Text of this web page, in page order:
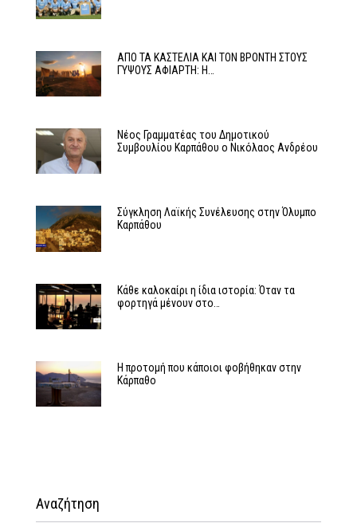
ΑΠΟ ΤΑ ΚΑΣΤΕΛΙΑ ΚΑΙ ΤΟΝ ΒΡΟΝΤΗ ΣΤΟΥΣ
ΓΥΨΟΥΣ ΑΦΙΑΡΤΗ: Η…
Νέος Γραμματέας του Δημοτικού
Συμβουλίου Καρπάθου ο Νικόλαος Ανδρέου
Σύγκληση Λαϊκής Συνέλευσης στην Όλυμπο
Καρπάθου
Κάθε καλοκαίρι η ίδια ιστορία: Όταν τα
φορτηγά μένουν στο…
Η προτομή που κάποιοι φοβήθηκαν στην
Κάρπαθο
Αναζήτηση